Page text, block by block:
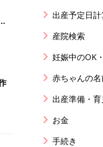
出産予定日
産院検索
妊娠中のOK
赤ちゃんの
出産準備・
お金
手続き